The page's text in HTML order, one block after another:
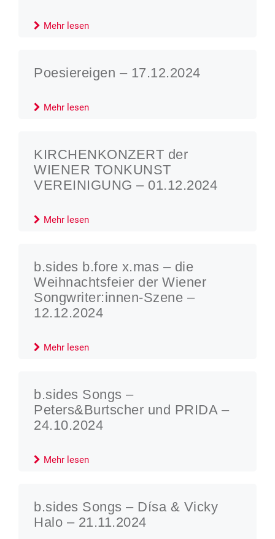
Mehr lesen
Poesiereigen – 17.12.2024
Mehr lesen
KIRCHENKONZERT der
WIENER TONKUNST
VEREINIGUNG – 01.12.2024
Mehr lesen
b.sides b.fore x.mas – die
Weihnachtsfeier der Wiener
Songwriter:innen-Szene –
12.12.2024
Mehr lesen
b.sides Songs –
Peters&Burtscher und PRIDA –
24.10.2024
Mehr lesen
b.sides Songs – Dísa & Vicky
Halo – 21.11.2024